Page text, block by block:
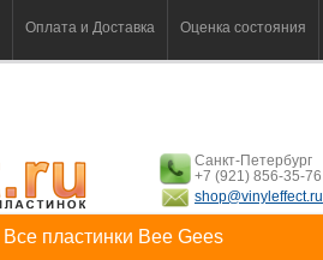
Оплата и Доставка Оценка состояния
Санкт-Петербург
+7 (921) 856-35-76
shop@vinyleffect.ru
Все пластинки Bee Gees